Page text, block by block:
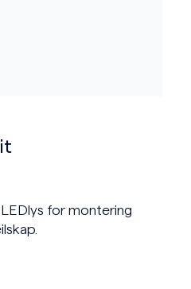
for montering